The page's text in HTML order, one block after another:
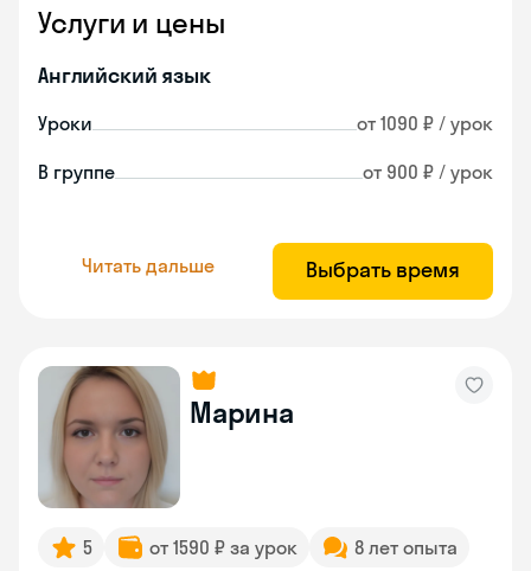
Услуги и цены
Английский язык
Уроки от 1090 ₽ / урок
В группе от 900 ₽ / урок
Читать дальше Выбрать время
Марина
5 от 1590 ₽ за урок 8 лет опыта